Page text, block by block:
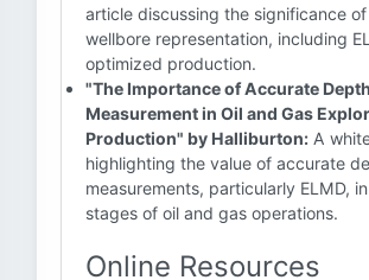
article discussing the significance
wellbore representation, including
optimized production.
"The Importance of Accurate Depth
Measurement in Oil and Gas
Production" by Halliburton: A
highlighting the value of accurate
measurements, particularly ELMD,
stages of oil and gas operations.
Online Resources